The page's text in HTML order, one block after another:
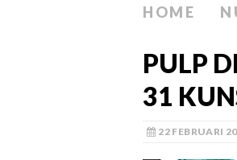
HOME
PULP
31
22 FEBRUARI